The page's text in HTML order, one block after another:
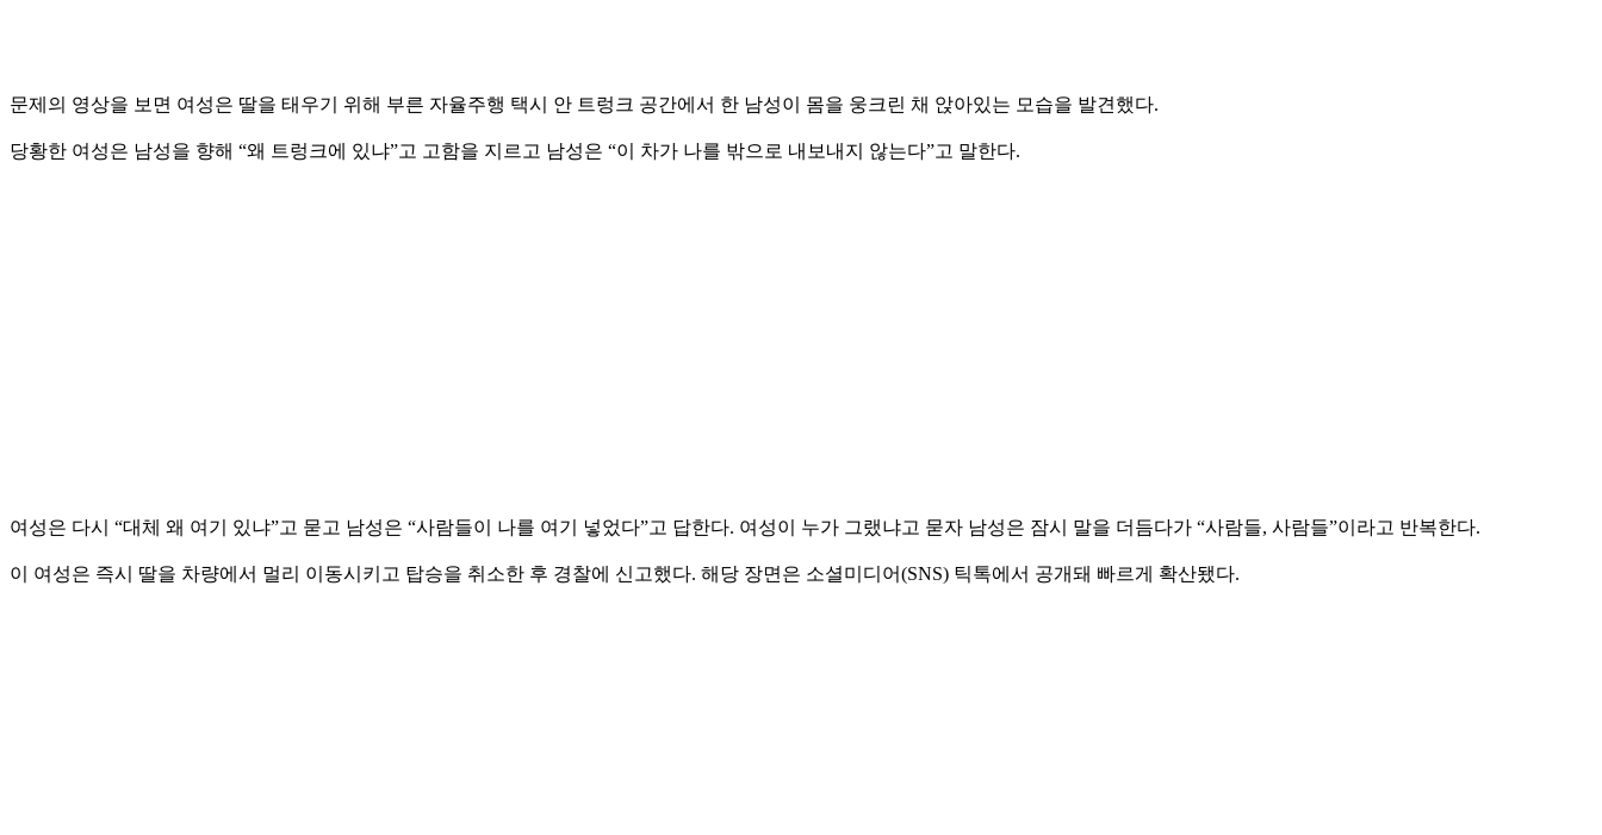
문제의 영상을 보면 여성은 딸을 태우기 위해 부른 자율주행 택시 안 트렁크 공간에서 한 남성이 몸을 웅크린 채 앉아있는 모습을 발견했다.
당황한 여성은 남성을 향해 “왜 트렁크에 있냐”고 고함을 지르고 남성은 “이 차가 나를 밖으로 내보내지 않는다”고 말한다.
여성은 다시 “대체 왜 여기 있냐”고 묻고 남성은 “사람들이 나를 여기 넣었다”고 답한다. 여성이 누가 그랬냐고 묻자 남성은 잠시 말을 더듬다가 “사람들, 사람들”이라고 반복한다.
이 여성은 즉시 딸을 차량에서 멀리 이동시키고 탑승을 취소한 후 경찰에 신고했다. 해당 장면은 소셜미디어(SNS) 틱톡에서 공개돼 빠르게 확산됐다.